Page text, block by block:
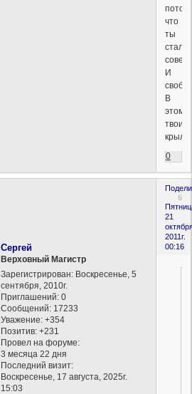
что
ты
стал
И
В
этом
твои
0
6
21
2011г.
00:16
Сергей
Верховный Магистр
Зарегистрирован: Воскресенье, 5
сентября, 2010г.
Приглашений: 0
Сообщений: 17233
Уважение: +354
Позитив: +231
Провел на форуме:
3 месяца 22 дня
Последний визит:
Воскресенье, 17 августа, 2025г.
15:03